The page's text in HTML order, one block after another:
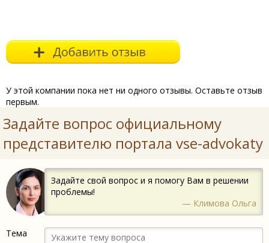
У этой компании пока нет ни одного отзывы. Оставьте отзыв
первым.
Задайте вопрос официальному
представителю портала vse-advokaty
Задайте свой вопрос и я помогу Вам в решении
проблемы!
— Климова Ольга
Тема